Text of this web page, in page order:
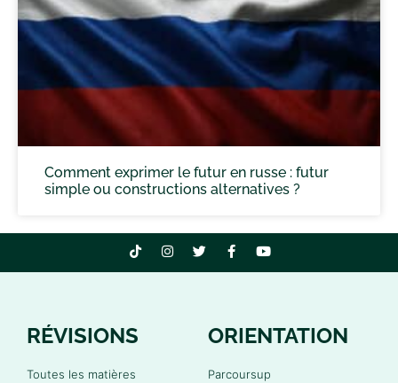
Comment exprimer le futur en russe : futur
simple ou constructions alternatives ?
RÉVISIONS
Toutes les matières
ORIENTATION
Parcoursup